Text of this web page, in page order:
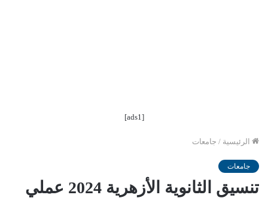
[ads1]
الرئيسية / جامعات
جامعات
تنسيق الثانوية الأزهرية 2024 عملي